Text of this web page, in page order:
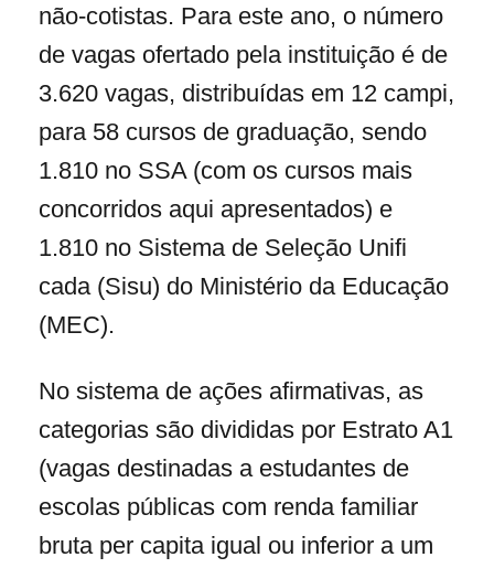
não-cotistas. Para este ano, o número
de vagas ofertado pela instituição é de
3.620 vagas, distribuídas em 12 campi,
para 58 cursos de graduação, sendo
1.810 no SSA (com os cursos mais
concorridos aqui apresentados) e
1.810 no Sistema de Seleção Unifi
cada (Sisu) do Ministério da Educação
(MEC).
No sistema de ações afirmativas, as
categorias são divididas por Estrato A1
(vagas destinadas a estudantes de
escolas públicas com renda familiar
bruta per capita igual ou inferior a um